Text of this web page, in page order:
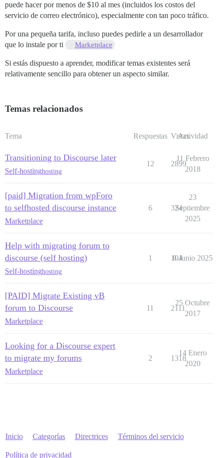
puede hacer por menos de $10 al mes (incluidos los costos del
servicio de correo electrónico), especialmente con tan poco tráfico.
Por una pequeña tarifa, incluso puedes pedirle a un desarrollador
que lo instale por ti
Marketplace
Si estás dispuesto a aprender, modificar temas existentes será
relativamente sencillo para obtener un aspecto similar.
Temas relacionados
Tema Respuestas Vistas
Actividad
Transitioning to Discourse later
Self-hostinghosting
12 2899
11 Febrero
2018
[paid] Migration from wpForo
to selfhosted discourse instance
Marketplace
6 324
23
Septiembre
2025
Help with migrating forum to
discourse (self hosting)
Self-hostinghosting
1 104
8 Junio 2025
[PAID] Migrate Existing vB
forum to Discourse
Marketplace
11 2111
25 Octubre
2017
Looking for a Discourse expert
to migrate my forums
Marketplace
2 1318
14 Enero
2020
Inicio Categorías Directrices Términos del servicio
Política de privacidad